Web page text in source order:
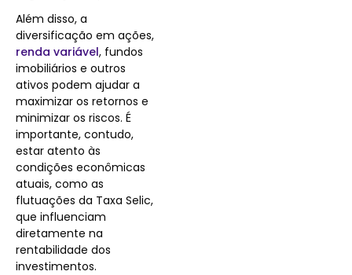
Além disso, a
diversificação em ações,
renda variável, fundos
imobiliários e outros
ativos podem ajudar a
maximizar os retornos e
minimizar os riscos. É
importante, contudo,
estar atento às
condições econômicas
atuais, como as
flutuações da Taxa Selic,
que influenciam
diretamente na
rentabilidade dos
investimentos.